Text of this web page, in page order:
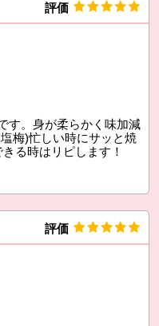
評価
す。身が柔らかく味加減
梅)忙しい時にサッと焼
る時はリピします！
評価